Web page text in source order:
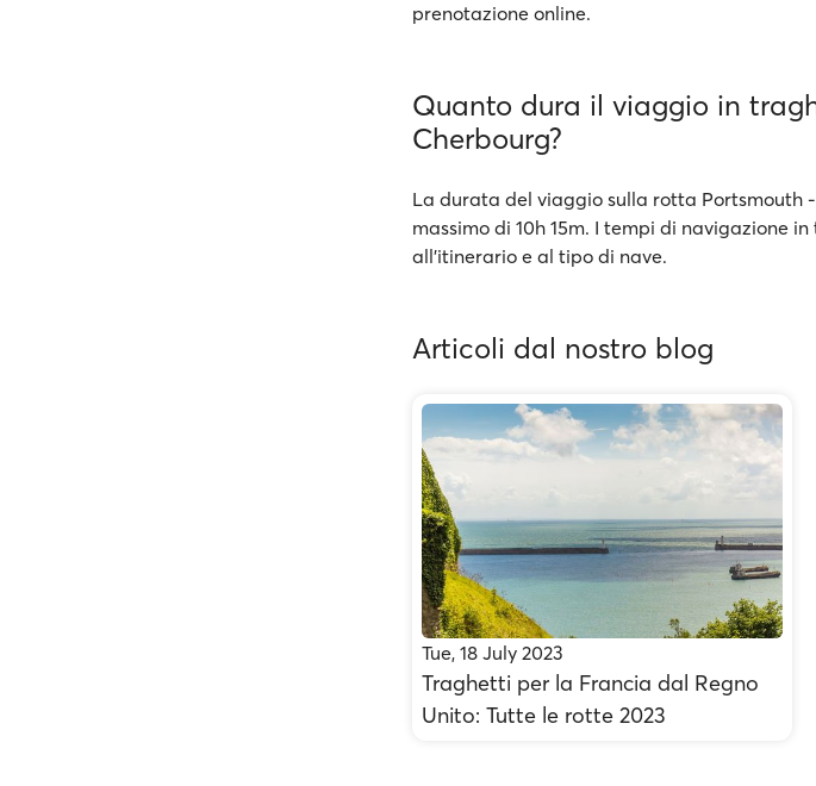
prenotazione online.
Quanto dura il viaggio in
Cherbourg?
La durata del viaggio sulla rotta Portsmouth
massimo di 10h 15m. I tempi di navigazione
all’itinerario e al tipo di nave.
Articoli dal nostro blog
Tue, 18 July 2023
Traghetti per la Francia dal Regno
Unito: Tutte le rotte 2023